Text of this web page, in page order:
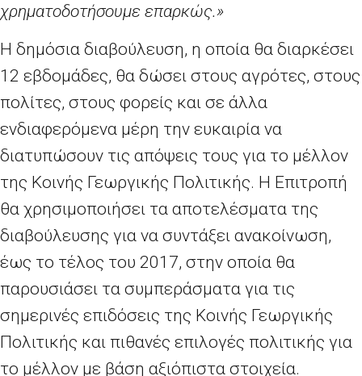
χρηματοδοτήσουμε επαρκώς.»
Η δημόσια διαβούλευση, η οποία θα διαρκέσει
12 εβδομάδες, θα δώσει στους αγρότες, στους
πολίτες, στους φορείς και σε άλλα
ενδιαφερόμενα μέρη την ευκαιρία να
διατυπώσουν τις απόψεις τους για το μέλλον
της Κοινής Γεωργικής Πολιτικής. Η Επιτροπή
θα χρησιμοποιήσει τα αποτελέσματα της
διαβούλευσης για να συντάξει ανακοίνωση,
έως το τέλος του 2017, στην οποία θα
παρουσιάσει τα συμπεράσματα για τις
σημερινές επιδόσεις της Κοινής Γεωργικής
Πολιτικής και πιθανές επιλογές πολιτικής για
το μέλλον με βάση αξιόπιστα στοιχεία.